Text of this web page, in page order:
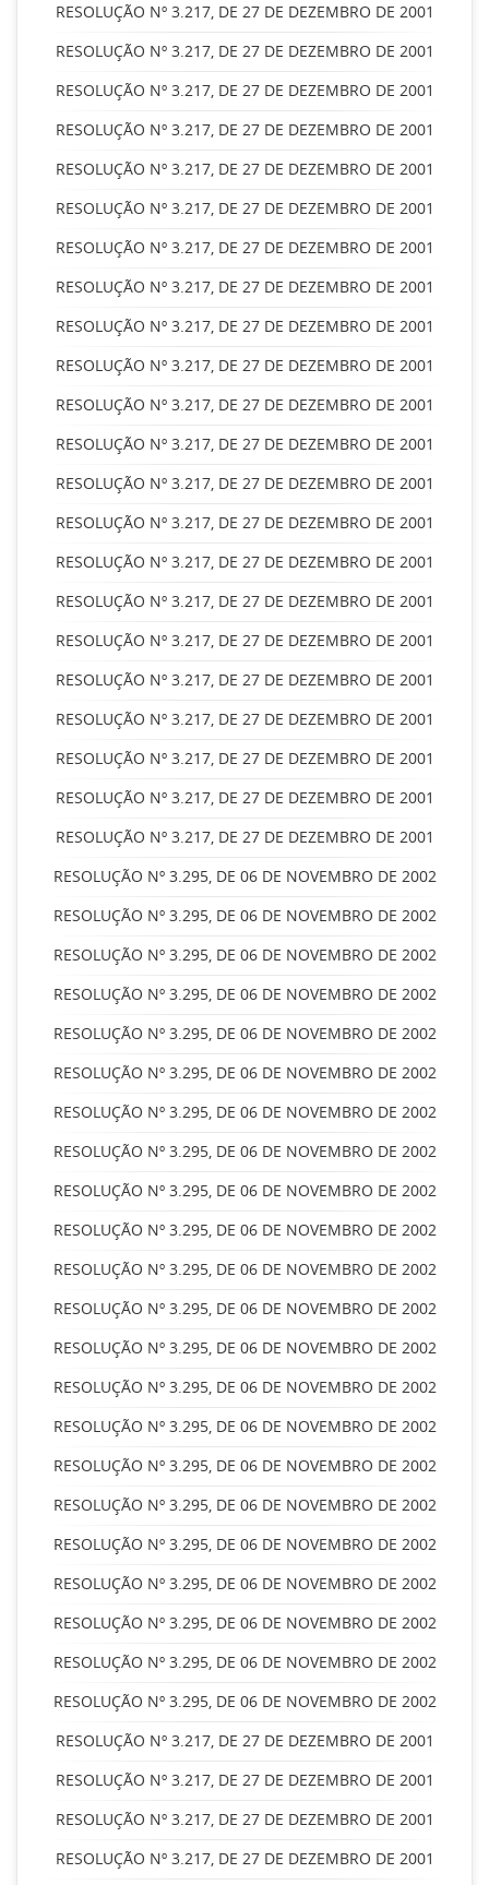
RESOLUÇÃO Nº 3.217, DE 27 DE DEZEMBRO DE 2001
RESOLUÇÃO Nº 3.217, DE 27 DE DEZEMBRO DE 2001
RESOLUÇÃO Nº 3.217, DE 27 DE DEZEMBRO DE 2001
RESOLUÇÃO Nº 3.217, DE 27 DE DEZEMBRO DE 2001
RESOLUÇÃO Nº 3.217, DE 27 DE DEZEMBRO DE 2001
RESOLUÇÃO Nº 3.217, DE 27 DE DEZEMBRO DE 2001
RESOLUÇÃO Nº 3.217, DE 27 DE DEZEMBRO DE 2001
RESOLUÇÃO Nº 3.217, DE 27 DE DEZEMBRO DE 2001
RESOLUÇÃO Nº 3.217, DE 27 DE DEZEMBRO DE 2001
RESOLUÇÃO Nº 3.217, DE 27 DE DEZEMBRO DE 2001
RESOLUÇÃO Nº 3.217, DE 27 DE DEZEMBRO DE 2001
RESOLUÇÃO Nº 3.217, DE 27 DE DEZEMBRO DE 2001
RESOLUÇÃO Nº 3.217, DE 27 DE DEZEMBRO DE 2001
RESOLUÇÃO Nº 3.217, DE 27 DE DEZEMBRO DE 2001
RESOLUÇÃO Nº 3.217, DE 27 DE DEZEMBRO DE 2001
RESOLUÇÃO Nº 3.217, DE 27 DE DEZEMBRO DE 2001
RESOLUÇÃO Nº 3.217, DE 27 DE DEZEMBRO DE 2001
RESOLUÇÃO Nº 3.217, DE 27 DE DEZEMBRO DE 2001
RESOLUÇÃO Nº 3.217, DE 27 DE DEZEMBRO DE 2001
RESOLUÇÃO Nº 3.217, DE 27 DE DEZEMBRO DE 2001
RESOLUÇÃO Nº 3.217, DE 27 DE DEZEMBRO DE 2001
RESOLUÇÃO Nº 3.217, DE 27 DE DEZEMBRO DE 2001
RESOLUÇÃO Nº 3.295, DE 06 DE NOVEMBRO DE 2002
RESOLUÇÃO Nº 3.295, DE 06 DE NOVEMBRO DE 2002
RESOLUÇÃO Nº 3.295, DE 06 DE NOVEMBRO DE 2002
RESOLUÇÃO Nº 3.295, DE 06 DE NOVEMBRO DE 2002
RESOLUÇÃO Nº 3.295, DE 06 DE NOVEMBRO DE 2002
RESOLUÇÃO Nº 3.295, DE 06 DE NOVEMBRO DE 2002
RESOLUÇÃO Nº 3.295, DE 06 DE NOVEMBRO DE 2002
RESOLUÇÃO Nº 3.295, DE 06 DE NOVEMBRO DE 2002
RESOLUÇÃO Nº 3.295, DE 06 DE NOVEMBRO DE 2002
RESOLUÇÃO Nº 3.295, DE 06 DE NOVEMBRO DE 2002
RESOLUÇÃO Nº 3.295, DE 06 DE NOVEMBRO DE 2002
RESOLUÇÃO Nº 3.295, DE 06 DE NOVEMBRO DE 2002
RESOLUÇÃO Nº 3.295, DE 06 DE NOVEMBRO DE 2002
RESOLUÇÃO Nº 3.295, DE 06 DE NOVEMBRO DE 2002
RESOLUÇÃO Nº 3.295, DE 06 DE NOVEMBRO DE 2002
RESOLUÇÃO Nº 3.295, DE 06 DE NOVEMBRO DE 2002
RESOLUÇÃO Nº 3.295, DE 06 DE NOVEMBRO DE 2002
RESOLUÇÃO Nº 3.295, DE 06 DE NOVEMBRO DE 2002
RESOLUÇÃO Nº 3.295, DE 06 DE NOVEMBRO DE 2002
RESOLUÇÃO Nº 3.295, DE 06 DE NOVEMBRO DE 2002
RESOLUÇÃO Nº 3.295, DE 06 DE NOVEMBRO DE 2002
RESOLUÇÃO Nº 3.295, DE 06 DE NOVEMBRO DE 2002
RESOLUÇÃO Nº 3.217, DE 27 DE DEZEMBRO DE 2001
RESOLUÇÃO Nº 3.217, DE 27 DE DEZEMBRO DE 2001
RESOLUÇÃO Nº 3.217, DE 27 DE DEZEMBRO DE 2001
RESOLUÇÃO Nº 3.217, DE 27 DE DEZEMBRO DE 2001